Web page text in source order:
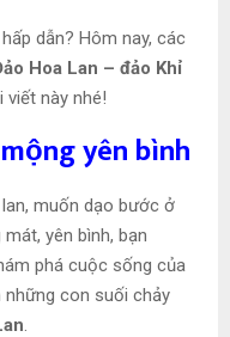
dẫn? Hôm nay, các
Hoa Lan – đảo Khỉ
viết này nhé!
yên bình
muốn dạo bước ở
yên bình, bạn
phá cuộc sống của
con suối chảy
.